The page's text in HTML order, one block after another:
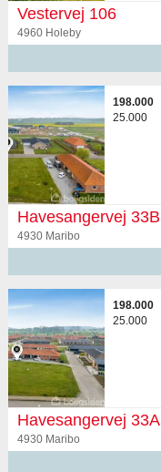
Vestervej 106
4960 Holeby
198.000
25.000
Havesangervej 33B
4930 Maribo
198.000
25.000
Havesangervej 33A
4930 Maribo